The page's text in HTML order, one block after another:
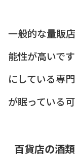
一般的な量販
能性が高いで
にしている専
が眠っている
百貨店の酒